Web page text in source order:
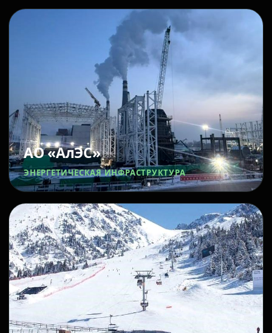
АО «АлЭС»
ЭНЕРГЕТИЧЕСКАЯ ИНФРАСТРУКТУРА